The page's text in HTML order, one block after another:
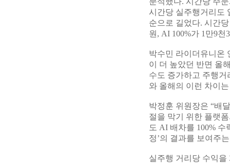
시간당 실주행거리도
순으로 길었다. 시간
원, AI 100%가 1만9천
박수민 라이더유니온
이 더 높았던 반면 올
수도 증가하고 주행
와 올해의 이런 차이
박정훈 위원장은 “배
절을 막기 위한 플랫
도 AI 배차를 100%
정’의 결과를 보여주
실주행 거리당 수익